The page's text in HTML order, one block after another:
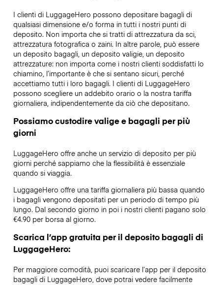
I clienti di LuggageHero possono depositare bagagli di
qualsiasi dimensione e/o forma in tutti i nostri punti di
deposito. Non importa che si tratti di attrezzatura da sci,
attrezzatura fotografica o zaini. In altre parole, può essere
un deposito bagagli, un deposito valigie, un deposito
attrezzature: non importa come i nostri clienti soddisfatti lo
chiamino, l’importante è che si sentano sicuri, perché
accettiamo tutti i loro bagagli. I clienti di LuggageHero
possono scegliere un addebito orario o la nostra tariffa
giornaliera, indipendentemente da ciò che depositano.
Possiamo custodire valige e bagagli per più
giorni
LuggageHero offre anche un servizio di deposito per più
giorni perché sappiamo che la flessibilità è essenziale
quando si viaggia.
LuggageHero offre una tariffa giornaliera più bassa quando
i bagagli vengono depositati per un periodo di tempo più
lungo. Dal secondo giorno in poi i nostri clienti pagano solo
€4.90 per borsa al giorno.
Scarica l’app gratuita per il deposito bagagli di
LuggageHero:
Per maggiore comodità, puoi scaricare l’app per il deposito
bagagli di LuggageHero, dove potrai vedere facilmente